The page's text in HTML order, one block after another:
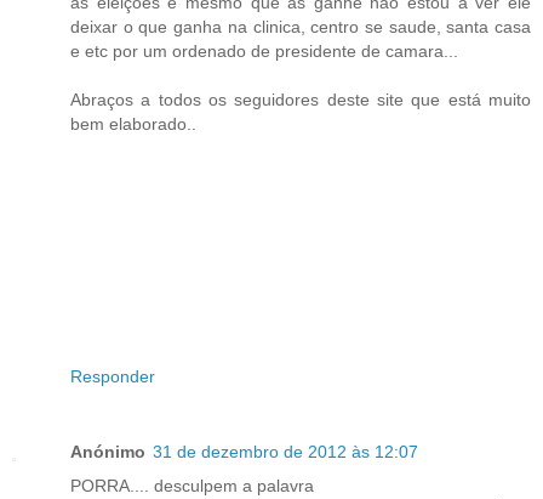
deixar o que ganha na clinica, centro se saude, santa casa
e etc por um ordenado de presidente de camara...
Abraços a todos os seguidores deste site que está muito
bem elaborado..
Responder
Anónimo 31 de dezembro de 2012 às 12:07
PORRA.... desculpem a palavra